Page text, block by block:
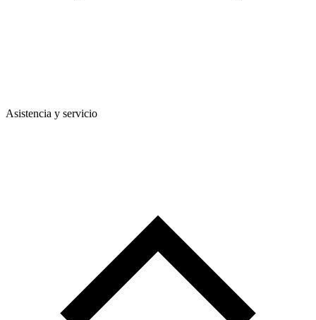
Asistencia y servicio